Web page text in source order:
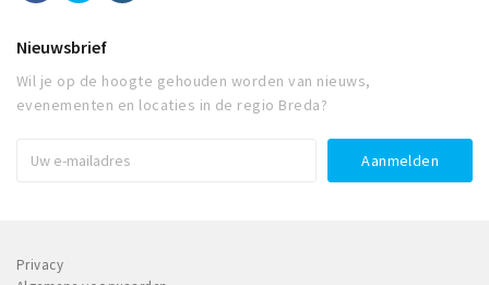
Nieuwsbrief
Wil je op de hoogte gehouden worden van nieuws,
evenementen en locaties in de regio Breda?
Privacy